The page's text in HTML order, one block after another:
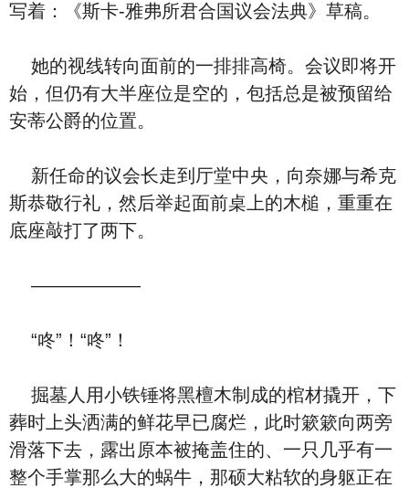
写着：《斯卡-雅弗所君合国议会法典》草稿。
她的视线转向面前的一排排高椅。会议即将开
始，但仍有大半座位是空的，包括总是被预留给
安蒂公爵的位置。
新任命的议会长走到厅堂中央，向奈娜与希克
斯恭敬行礼，然后举起面前桌上的木槌，重重在
底座敲打了两下。
——————
“咚”！“咚”！
掘墓人用小铁锤将黑檀木制成的棺材撬开，下
葬时上头洒满的鲜花早已腐烂，此时簌簌向两旁
滑落下去，露出原本被掩盖住的、一只几乎有一
整个手掌那么大的蜗牛，那硕大粘软的身躯正在